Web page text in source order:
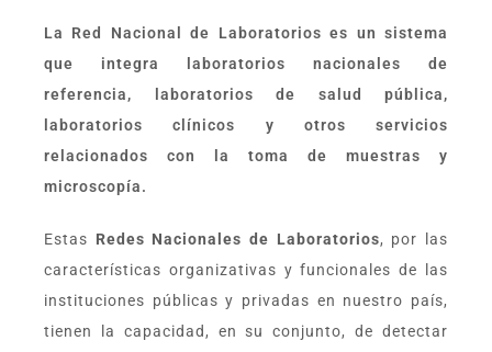
La Red Nacional de Laboratorios es un sistema
que integra laboratorios nacionales de
referencia, laboratorios de salud pública,
laboratorios clínicos y otros servicios
relacionados con la toma de muestras y
microscopía.
Estas Redes Nacionales de Laboratorios, por las
características organizativas y funcionales de las
instituciones públicas y privadas en nuestro país,
tienen la capacidad, en su conjunto, de detectar